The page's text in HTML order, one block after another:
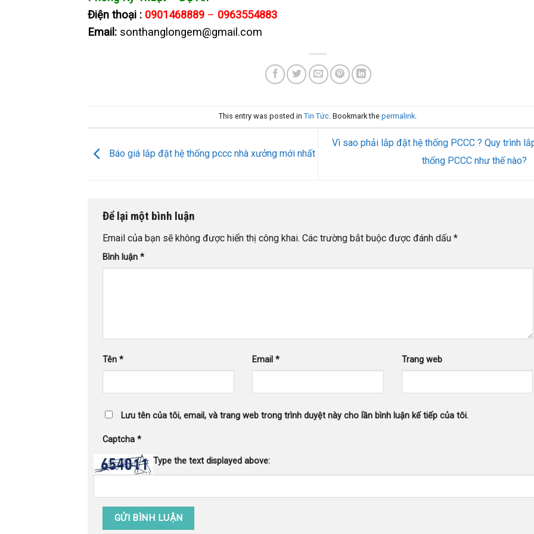
Điện thoại : 0901468889 – 0963554883
Email: sonthanglongem@gmail.com
This entry was posted inTin Tức. Bookmark thepermalink.
Báo giá lắp đặt hệ thống pccc nhà xưởng mới nhất
Vì sao phải lắp đặt hệ thống PCCC ? Quy trình
thống PCCC như thế nào?
Để lại một bình luận
Email của bạn sẽ không được hiển thị công khai. Các trường bắt buộc được đánh dấu *
Bình luận *
Tên * Email * Trang web
Lưu tên của tôi, email, và trang web trong trình duyệt này cho lần bình luận kế tiếp của tôi.
Captcha *
Type the text displayed above: